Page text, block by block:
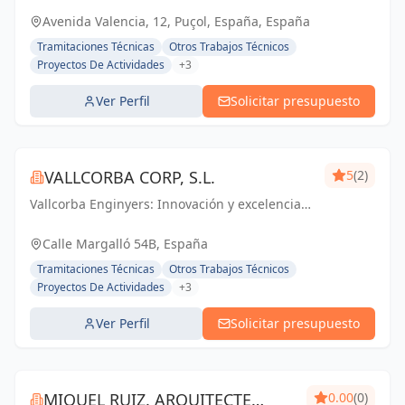
transformando ideas en realidad.
Avenida Valencia, 12, Puçol, España, España
Tramitaciones Técnicas
Otros Trabajos Técnicos
Proyectos De Actividades
+3
Ver Perfil Solicitar presupuesto
VALLCORBA CORP, S.L.
Vallcorba Enginyers: Innovación y excelencia
inspiradores para el futuro.
5(2)
Calle Margalló 54B, España
Tramitaciones Técnicas
Otros Trabajos Técnicos
Proyectos De Actividades
+3
Ver Perfil Solicitar presupuesto
MIQUEL RUIZ. ARQUITECTE 0.00(0)